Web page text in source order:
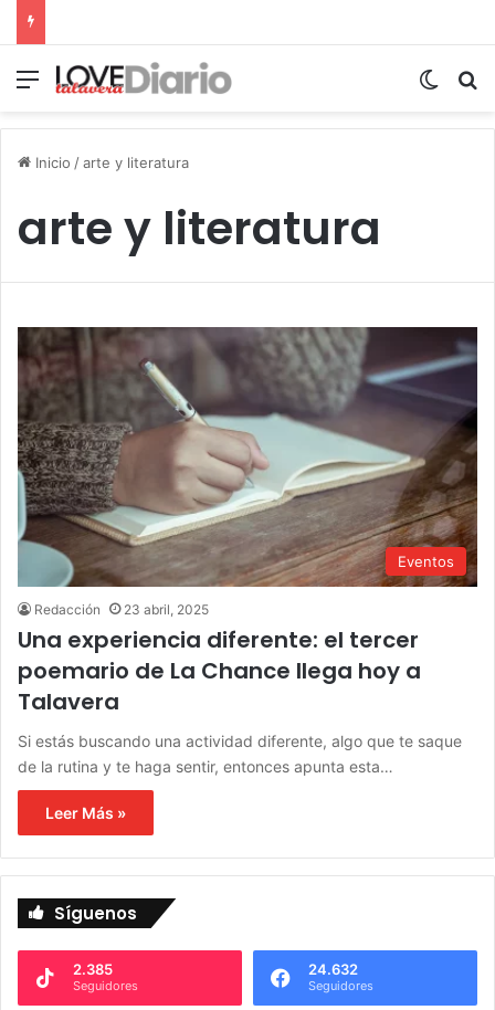
Menú
Inicio /arte y literatura
arte y literatura
Eventos
Redacción 23 abril, 2025
Una experiencia diferente: el tercer
poemario de La Chance llega hoy a
Talavera
Si estás buscando una actividad diferente, algo que te saque
de la rutina y te haga sentir, entonces apunta esta…
Leer Más »
Síguenos
2.385
Seguidores
24.632
Seguidores